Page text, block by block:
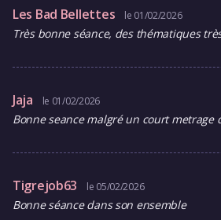
Les Bad Bellettes le 01/02/2026
Très bonne séance, des thématiques
Jaja le 01/02/2026
Bonne seance malgré un court metrage
Tigrejob63 le 05/02/2026
Bonne séance dans son ensemble